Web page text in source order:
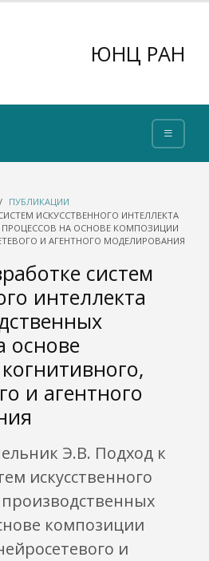
ЮНЦ РАН
ПУБЛИКАЦИИ
ИСКУССТВЕННОГО ИНТЕЛЛЕКТА
НА ОСНОВЕ КОМПОЗИЦИИ
И АГЕНТНОГО МОДЕЛИРОВАНИЯ
систем
интеллекта
основе
и агентного
Э.В. Подход к
искусственного
композиции
и